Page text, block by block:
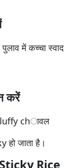
में कच्चा स्वाद
करें
chावल
हो जाता है।
Rice